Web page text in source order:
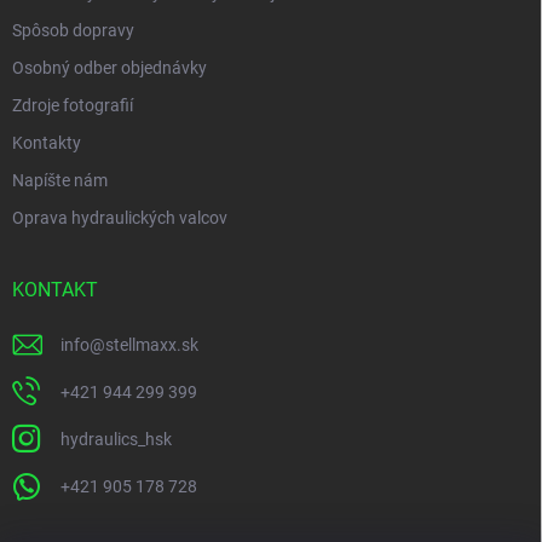
Spôsob dopravy
Osobný odber objednávky
Zdroje fotografií
Kontakty
Napíšte nám
Oprava hydraulických valcov
KONTAKT
info@stellmaxx.sk
+421 944 299 399
hydraulics_hsk
+421 905 178 728